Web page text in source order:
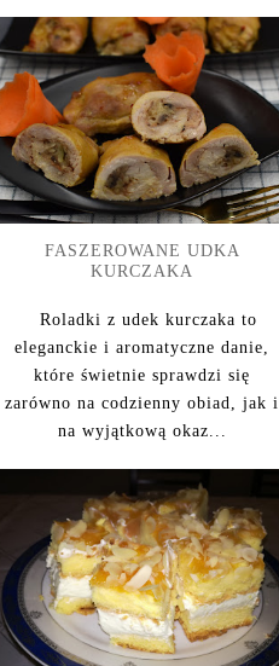
FASZEROWANE UDKA
KURCZAKA
Roladki z udek kurczaka to
eleganckie i aromatyczne danie,
które świetnie sprawdzi się
zarówno na codzienny obiad, jak i
na wyjątkową okaz...